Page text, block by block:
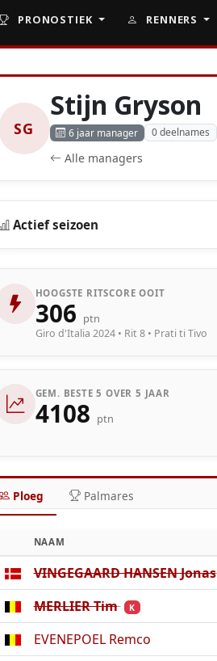
PRONOSTIEK RENNERS
SG
Stijn Gryson
6 jaar manager 0 deelnames
Alle managers
Actief seizoen
HOOGSTE RITSCORE OOIT
306 ptn
Giro d'Italia 2024 • Rit 8 • Prati ti Tivo
GEM. BESTE 5 OVER 5 JAAR
4108 ptn
Ploeg Palmares
NAAM
VINGEGAARD HANSEN Jonas
MERLIER Tim
K
EVENEPOEL Remco